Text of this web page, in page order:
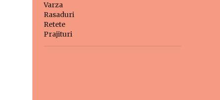
Varza
Rasaduri
Retete
Prajituri